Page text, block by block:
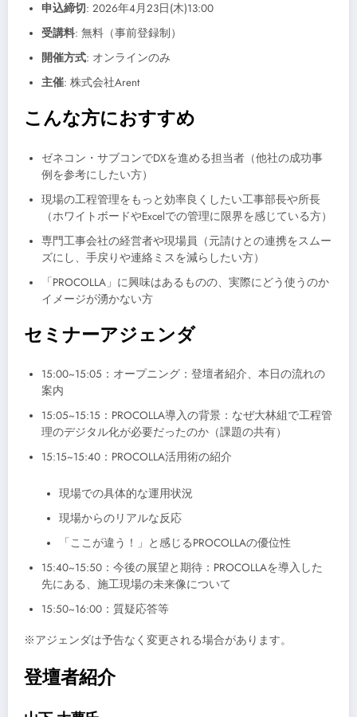
申込締切: 2026年4月23日(木)13:00
受講料: 無料（事前登録制）
開催方式: オンラインのみ
主催: 株式会社Arent
こんな方におすすめ
ゼネコン・サブコンでDXを進める担当者（他社の成功事
例を参考にしたい方）
現場の工程管理をもっと効率良くしたい工事部長や所長
（ホワイトボードやExcelでの管理に限界を感じている方）
専門工事会社の経営者や現場員（元請けとの連携をスムー
ズにし、手戻りや連絡ミスを減らしたい方）
「PROCOLLA」に興味はあるものの、実際にどう使うのか
イメージが湧かない方
セミナーアジェンダ
15:00~15:05：オープニング：登壇者紹介、本日の流れの
案内
15:05~15:15：PROCOLLA導入の背景：なぜ大林組で工程管
理のデジタル化が必要だったのか（課題の共有）
15:15~15:40：PROCOLLA活用術の紹介
現場での具体的な運用状況
現場からのリアルな反応
「ここが違う！」と感じるPROCOLLAの優位性
15:40~15:50：今後の展望と期待：PROCOLLAを導入した
先にある、施工現場の未来像について
15:50~16:00：質疑応答等
※アジェンダは予告なく変更される場合があります。
登壇者紹介